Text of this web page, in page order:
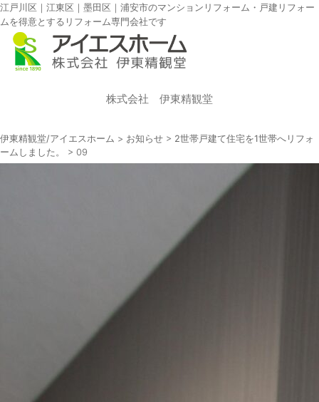
江戸川区｜江東区｜墨田区｜浦安市のマンションリフォーム・戸建リフォー
ムを得意とするリフォーム専門会社です
株式会社 伊東精観堂
伊東精観堂/アイエスホーム > お知らせ > 2世帯戸建て住宅を1世帯へリフォ
ームしました。
> 09